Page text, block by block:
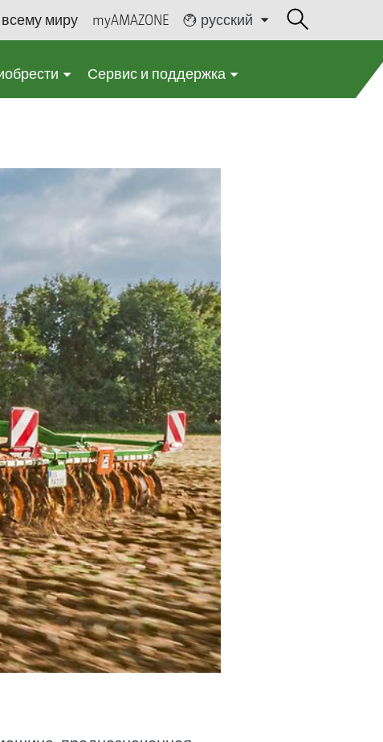
миру myAMAZONE русский
Сервис и поддержка